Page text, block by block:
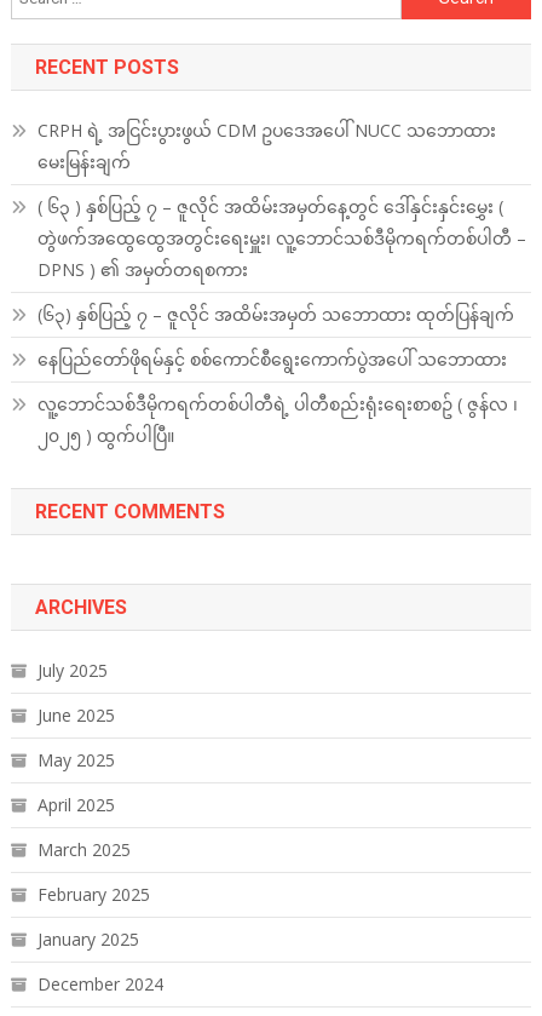
for:
RECENT POSTS
CRPH ရဲ့ အငြင်းပွားဖွယ် CDM ဥပဒေအပေါ် NUCC သဘောထား
မေးမြန်းချက်
( ၆၃ ) နှစ်ပြည့် ၇ – ဇူလိုင် အထိမ်းအမှတ်နေ့တွင် ဒေါ်နှင်းနှင်းမွှေး (
တွဲဖက်အထွေထွေအတွင်းရေးမှူး၊ လူ့ဘောင်သစ်ဒီမိုကရက်တစ်ပါတီ –
DPNS ) ၏ အမှတ်တရစကား
(၆၃) နှစ်ပြည့် ၇ – ဇူလိုင် အထိမ်းအမှတ် သဘောထား ထုတ်ပြန်ချက်
နေပြည်တော်ဖိုရမ်နှင့် စစ်ကောင်စီရွေးကောက်ပွဲအပေါ် သဘောထား
လူ့ဘောင်သစ်ဒီမိုကရက်တစ်ပါတီရဲ့ ပါတီစည်းရုံးရေးစာစဥ် ( ဇွန်လ ၊
၂၀၂၅ ) ထွက်ပါပြီ။
RECENT COMMENTS
ARCHIVES
July 2025
June 2025
May 2025
April 2025
March 2025
February 2025
January 2025
December 2024